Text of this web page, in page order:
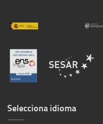
Selecciona idioma